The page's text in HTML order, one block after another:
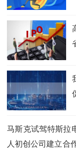
马斯克试驾特斯拉
人初创公司建立合